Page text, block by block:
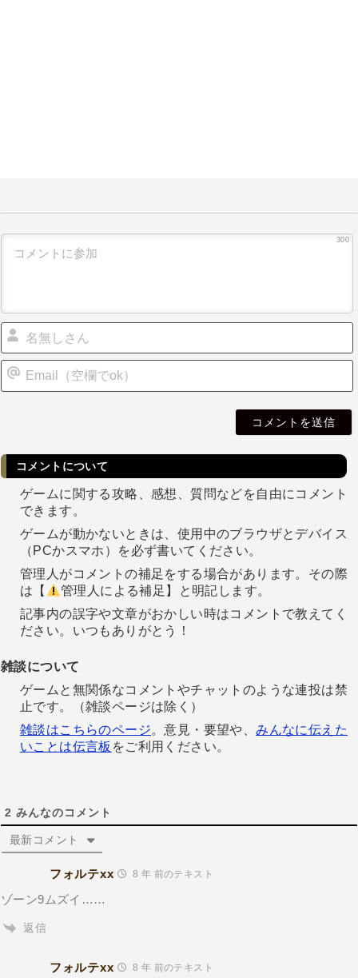
300
コメントについて
ゲームに関する攻略、感想、質問などを自由にコメント
できます。
ゲームが動かないときは、使用中のブラウザとデバイス
（PCかスマホ）を必ず書いてください。
管理人がコメントの補足をする場合があります。その際
は【
管理人による補足】と明記します。
記事内の誤字や文章がおかしい時はコメントで教えてく
ださい。いつもありがとう！
雑談について
ゲームと無関係なコメントやチャットのような連投は禁
止です。（雑談ページは除く）
雑談はこちらのページ。意見・要望や、みんなに伝えた
いことは伝言板 をご利用ください。
2 みんなのコメント
最新コメント
フォルテxx 8 年 前のテキスト
ゾーン9ムズイ……
返信
フォルテxx 8 年 前のテキスト